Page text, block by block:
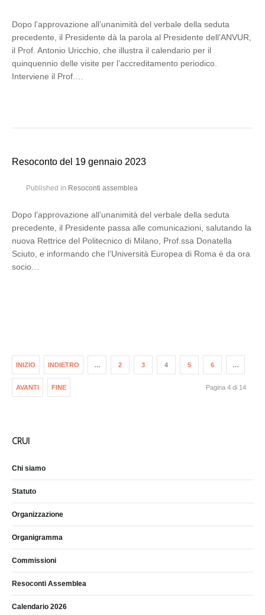
Dopo l’approvazione all’unanimità del verbale della seduta
precedente, il Presidente dà la parola al Presidente dell’ANVUR,
il Prof. Antonio Uricchio, che illustra il calendario per il
quinquennio delle visite per l’accreditamento periodico.
Interviene il Prof.…
Resoconto del 19 gennaio 2023
Published in Resoconti assemblea
Dopo l’approvazione all’unanimità del verbale della seduta
precedente, il Presidente passa alle comunicazioni, salutando la
nuova Rettrice del Politecnico di Milano, Prof.ssa Donatella
Sciuto, e informando che l’Università Europea di Roma è da ora
socio…
INIZIO INDIETRO … 2 3 4 5 6 …
AVANTI FINE Pagina 4 di 14
CRUI
Chi siamo
Statuto
Organizzazione
Organigramma
Commissioni
Resoconti Assemblea
Calendario 2026